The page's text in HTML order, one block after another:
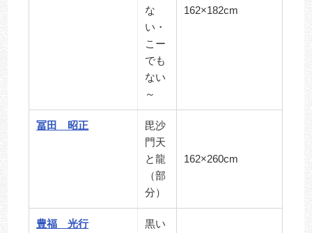
な
い・
こー
でも
ない
～
162×182cm
冨田 昭正
毘沙
門天
と龍
（部
分）
162×260cm
豊福 光行
黒い